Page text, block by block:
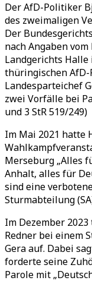
Der AfD-Politiker
des zweimaligen
Der
nach Angaben
Landgerichts Halle
thüringischen
Landesparteichef
zwei Vorfälle bei
und 3 StR 519/249)
Im Mai 2021 hatte
Merseburg „Alles
Anhalt, alles für
sind eine
Sturmabteilung
Im Dezember
Redner bei einem
Gera auf. Dabei
forderte seine
Parole mit